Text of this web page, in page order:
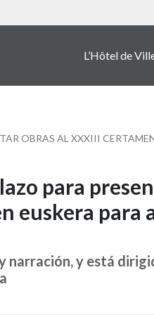
L’Hôtel de
OBRAS AL XXXIII
para
euskera para
narración, y está